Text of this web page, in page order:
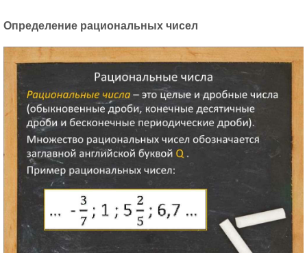
Определение рациональных чисел